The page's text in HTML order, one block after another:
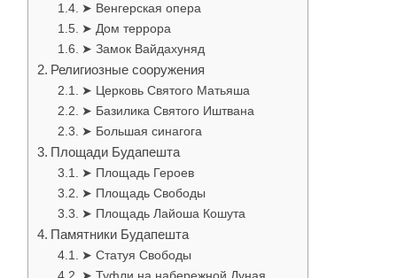
➤ Венгерская опера
➤ Дом террора
➤ Замок Вайдахуняд
Религиозные сооружения
➤ Церковь Святого Матьяша
➤ Базилика Святого Иштвана
➤ Большая синагога
Площади Будапешта
➤ Площадь Героев
➤ Площадь Свободы
➤ Площадь Лайоша Кошута
Памятники Будапешта
➤ Статуя Свободы